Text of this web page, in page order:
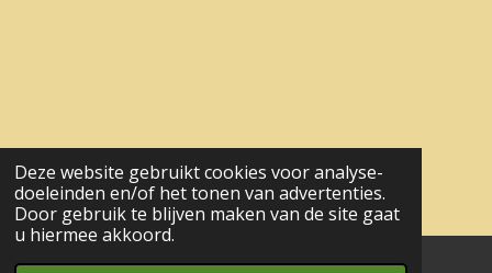
Deze website gebruikt cookies voor analyse-
doeleinden en/of het tonen van advertenties.
Door gebruik te blijven maken van de site gaat
u hiermee akkoord.